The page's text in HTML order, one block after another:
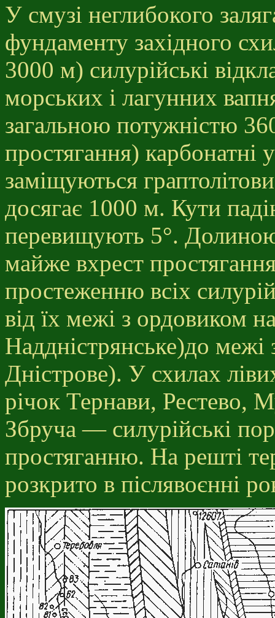
У смузі неглибокого
фундаменту західного
3000 м) силурійські
морських і лагунних
загальною потужністю
простягання) карбонатні
заміщуються
досягає 1000 м. Кути
перевищують 5°.
майже вхрест
простеженню всіх
від їх межі з ордовиком
Наддністрянське)до межі
Дністрове). У схилах
річок Тернави, Рестево,
Збруча — силурійські
простяганню. На решті
розкрито в післявоєнні